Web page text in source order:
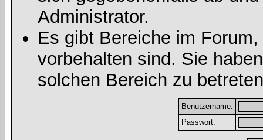
Administrator.
Es gibt Bereiche im
vorbehalten sind. Sie
solchen Bereich zu
Benutzername:
Passwort: